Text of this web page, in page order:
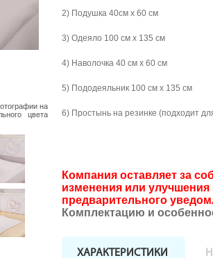
на
цвета
2) Подушка 40см х 60 см
3) Одеяло 100 см х 135 см
4) Наволочка 40 см х 60 см
5) Пододеяльник 100 см х 135 см
6) Простынь на резинке (подходит
Компания оставляет за
изменения или
предварительного
Комплектацию и
ХАРАКТЕРИСТИКИ